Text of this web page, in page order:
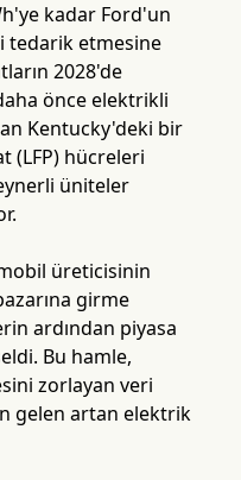
kadar Ford'un
tedarik etmesine
2028'de
önce elektrikli
Kentucky'deki bir
(LFP) hücreleri
üniteler
üreticisinin
girme
ardından piyasa
Bu hamle,
zorlayan veri
gelen artan elektrik